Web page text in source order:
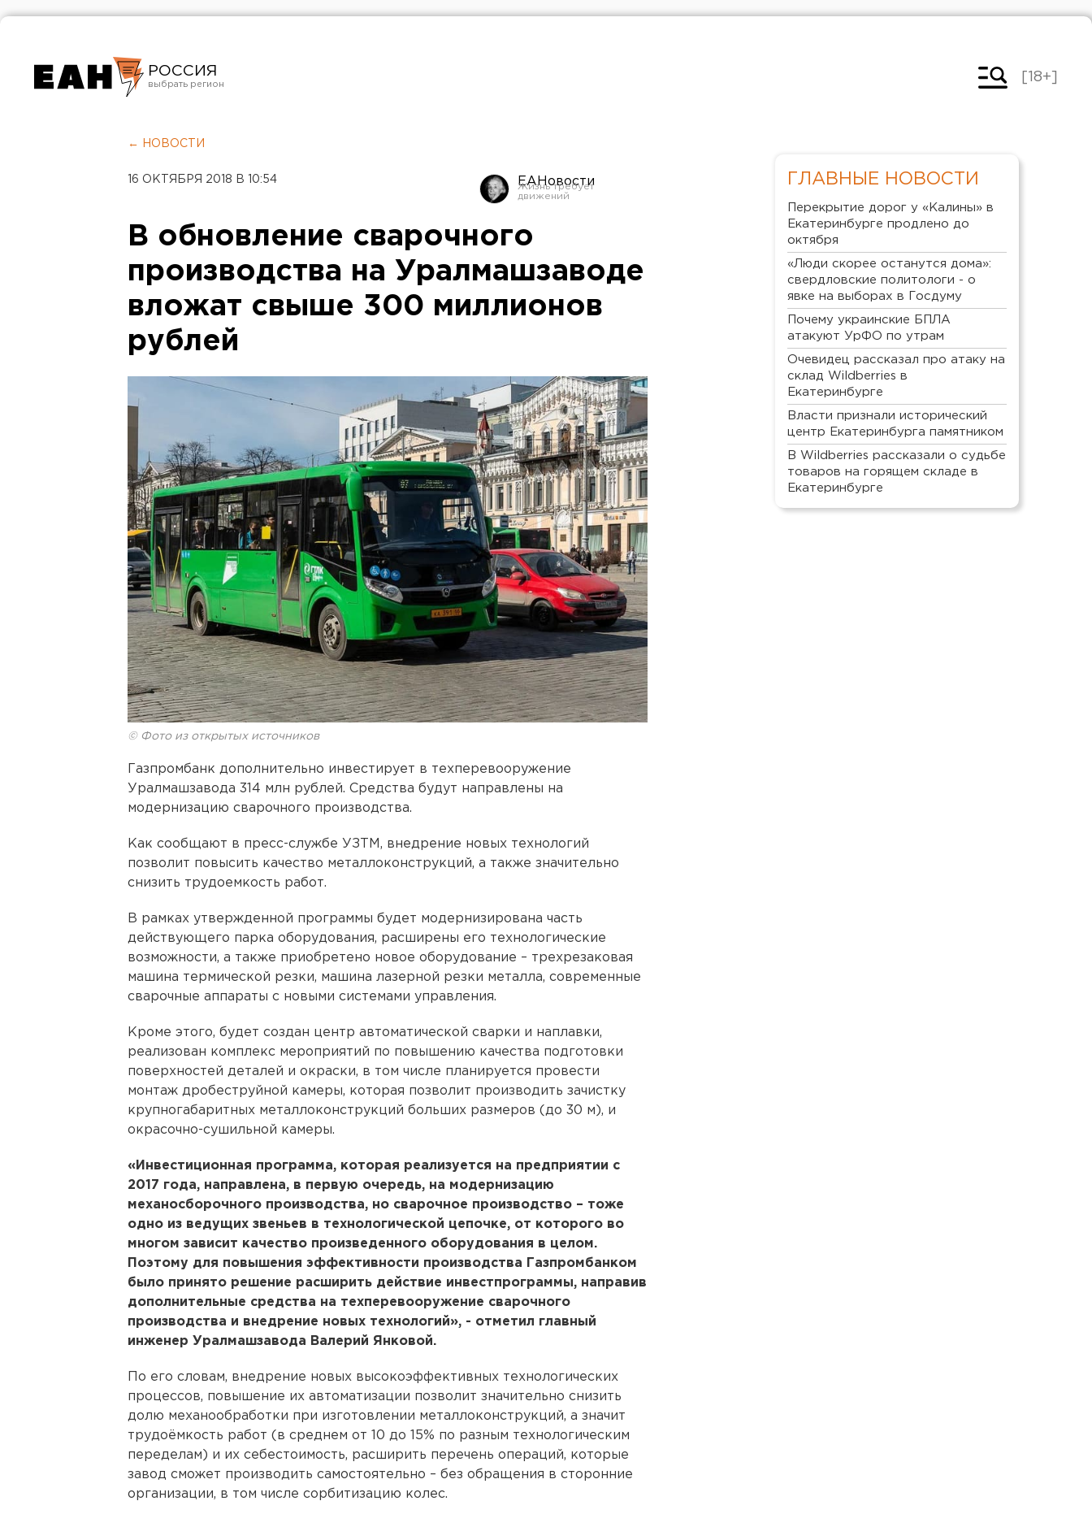
РОССИЯ
Челябинск
[18+]
← НОВОСТИ
16 ОКТЯБРЯ 2018 В 10:54 ЕАНовости
В обновление сварочного
производства на Уралмашзаводе
вложат свыше 300 миллионов
рублей
© Фото из открытых источников
Газпромбанк дополнительно инвестирует в техперевооружение
Уралмашзавода 314 млн рублей. Средства будут направлены на
модернизацию сварочного производства.
Как сообщают в пресс-службе УЗТМ, внедрение новых технологий
позволит повысить качество металлоконструкций, а также значительно
снизить трудоемкость работ.
В рамках утвержденной программы будет модернизирована часть
действующего парка оборудования, расширены его технологические
возможности, а также приобретено новое оборудование – трехрезаковая
машина термической резки, машина лазерной резки металла, современные
сварочные аппараты с новыми системами управления.
Кроме этого, будет создан центр автоматической сварки и наплавки,
реализован комплекс мероприятий по повышению качества подготовки
поверхностей деталей и окраски, в том числе планируется провести
монтаж дробеструйной камеры, которая позволит производить зачистку
крупногабаритных металлоконструкций больших размеров (до 30 м), и
окрасочно-сушильной камеры.
«Инвестиционная программа, которая реализуется на предприятии с
2017 года, направлена, в первую очередь, на модернизацию
механосборочного производства, но сварочное производство – тоже
одно из ведущих звеньев в технологической цепочке, от которого во
многом зависит качество произведенного оборудования в целом.
Поэтому для повышения эффективности производства Газпромбанком
было принято решение расширить действие инвестпрограммы, направив
дополнительные средства на техперевооружение сварочного
производства и внедрение новых технологий», - отметил главный
инженер Уралмашзавода Валерий Янковой.
По его словам, внедрение новых высокоэффективных технологических
процессов, повышение их автоматизации позволит значительно снизить
долю механообработки при изготовлении металлоконструкций, а значит
трудоёмкость работ (в среднем от 10 до 15% по разным технологическим
переделам) и их себестоимость, расширить перечень операций, которые
завод сможет производить самостоятельно – без обращения в сторонние
организации, в том числе сорбитизацию колес.
ГЛАВНЫЕ НОВОСТИ
Перекрытие дорог у «Калины» в
Екатеринбурге продлено до
октября
«Люди скорее останутся дома»:
свердловские политологи - о
явке на выборах в Госдуму
Почему украинские БПЛА
атакуют УрФО по утрам
Очевидец рассказал про атаку на
склад Wildberries в
Екатеринбурге
Власти признали исторический
центр Екатеринбурга памятником
В Wildberries рассказали о судьбе
товаров на горящем складе в
Екатеринбурге